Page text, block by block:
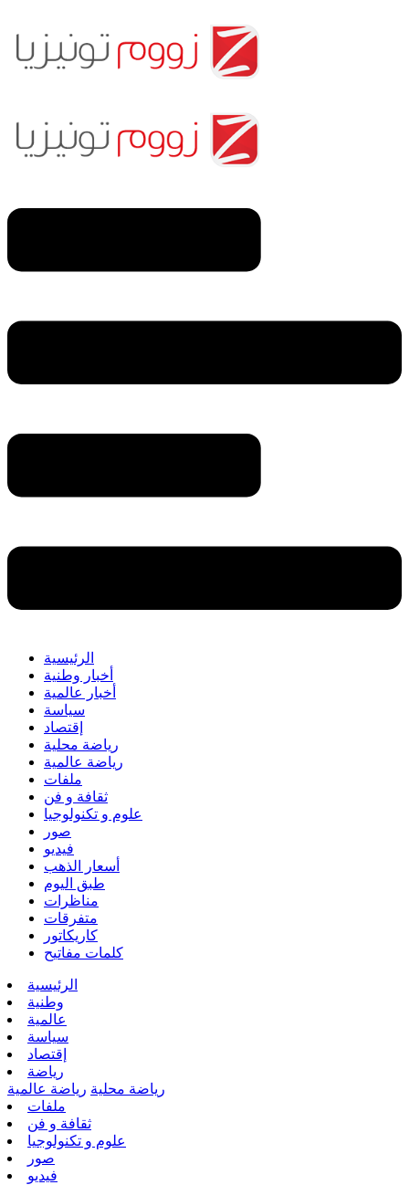
الرئيسية
أخبار وطنية
أخبار عالمية
سياسة
إقتصاد
رياضة محلية
رياضة عالمية
ملفات
ثقافة و فن
علوم و تكنولوجيا
صور
فيديو
أسعار الذهب
طبق اليوم
مناظرات
متفرقات
كاريكاتور
كلمات مفاتيح
الرئيسية
وطنية
عالمية
سياسة
إقتصاد
رياضة
رياضة محلية رياضة عالمية
ملفات
ثقافة و فن
علوم و تكنولوجيا
صور
فيديو